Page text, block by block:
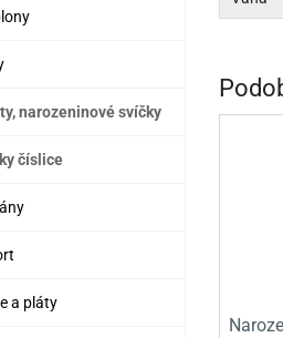
BOXY A TAŠKY NA POMŮCKY
DOPLŇKY
VÝROBA SLIZU
narozeninové svíčky
číslice
a pláty